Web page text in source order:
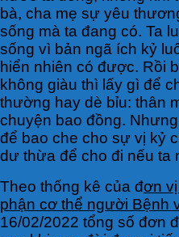
bà, cha mẹ sự yêu
sống mà ta đang có. Ta
sống vì bản ngã ích kỷ
hiển nhiên có được. Rồi
không giàu thì lấy gì để
thường hay dè bỉu: thân
chuyện bao đồng.
để bao che cho sự vị kỷ
dư thừa để cho đi nếu ta
Theo thống kê của đơn
phận cơ thể người Bệnh
16/02/2022 tổng số đơn